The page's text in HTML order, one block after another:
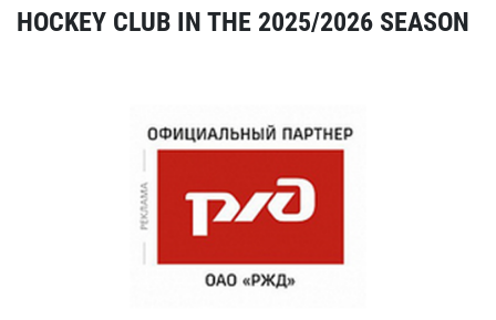
HOCKEY CLUB IN THE 2025/2026 SEASON